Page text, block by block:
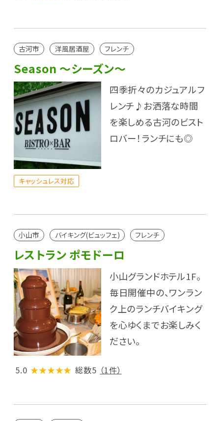
古河市 洋風居酒屋 フレンチ
Season ～シーズン～
四季折々のカジュアルフ
レンチ♪お洒落な時間
を楽しめる古河のビスト
ロバー！ランチにも◎
キャッシュレス対応
小山市 バイキング(ビュッフェ) フレンチ
レストラン ポモドーロ
小山グランドホテル1F。
毎日開催中の、ワンラン
ク上のランチバイキング
を心ゆくまでお楽しみく
ださい。
5.0 ★★★★★ 総数5 （1件）